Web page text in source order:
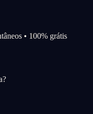
• 100% grátis